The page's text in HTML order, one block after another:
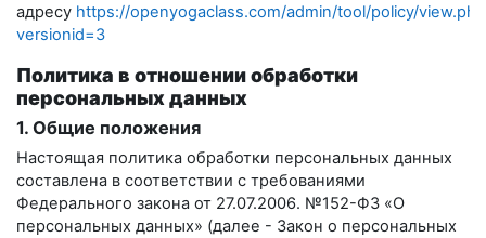
адресу https://openyogaclass.com/admin/tool/policy/
versionid=3
Политика в отношении обработки
персональных данных
1. Общие положения
Настоящая политика обработки персональных данных
составлена в соответствии с требованиями
Федерального закона от 27.07.2006. №152-ФЗ «О
персональных данных» (далее - Закон о персональных